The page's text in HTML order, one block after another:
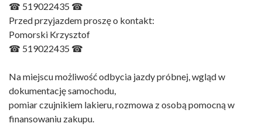
☎ 519022435 ☎
Przed przyjazdem proszę o kontakt:
Pomorski Krzysztof
☎ 519022435 ☎
Na miejscu możliwość odbycia jazdy próbnej, wgląd w
dokumentację samochodu,
pomiar czujnikiem lakieru, rozmowa z osobą pomocną w
finansowaniu zakupu.